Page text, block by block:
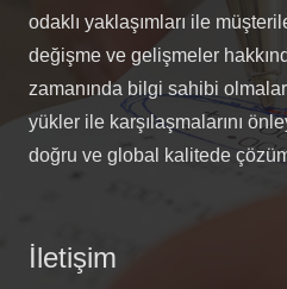
odaklı yaklaşımları ile
değişme ve gelişmeler
zamanında bilgi sahibi
yükler ile karşılaşmalarını
doğru ve global kalitede
İletişim